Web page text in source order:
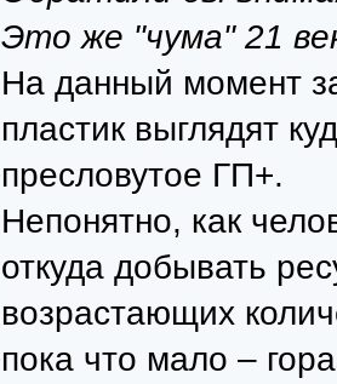
Это же "чума" 21
На данный момент
пластик выглядят
пресловутое ГП+.
Непонятно, как
откуда добывать
возрастающих
пока что мало –